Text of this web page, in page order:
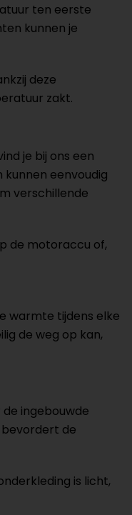
ten eerste
kunnen je
deze
zakt.
je bij ons een
eenvoudig
verschillende
de motoraccu of,
warmte tijdens elke
de weg op kan,
ingebouwde
de
is licht,